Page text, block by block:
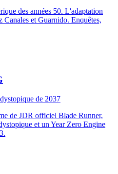
des années 50. L'adaptation
et Guarnido. Enquêtes,
de 2037
de JDR officiel Blade Runner,
et un Year Zero Engine